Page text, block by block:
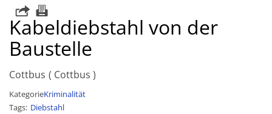
Kabeldiebstahl von der
Baustelle
Cottbus Cottbus
KategorieKriminalität
Tags Diebstahl